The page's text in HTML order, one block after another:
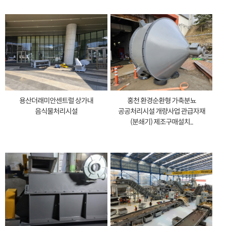
용산더래미안센트럴 상가내
음식물처리시설
홍천 환경순환형 가축분뇨
공공처리시설 개량사업 관급자재
(분쇄기) 제조구매설치...